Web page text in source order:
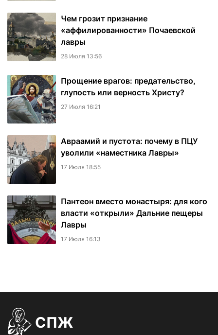
Чем грозит признание
«аффилированности» Почаевской
лавры
28 Июля 13:56
Прощение врагов: предательство,
глупость или верность Христу?
27 Июля 16:21
Авраамий и пустота: почему в ПЦУ
уволили «наместника Лавры»
17 Июля 18:55
Пантеон вместо монастыря: для кого
власти «открыли» Дальние пещеры
Лавры
17 Июля 16:13
СПЖ